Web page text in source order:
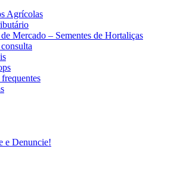
Agrícolas
de Mercado – Sementes de Hortaliças
e Denuncie!